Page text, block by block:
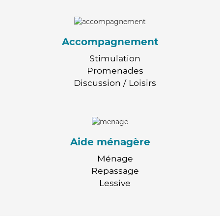
Accompagnement
Stimulation
Promenades
Discussion / Loisirs
Aide ménagère
Ménage
Repassage
Lessive